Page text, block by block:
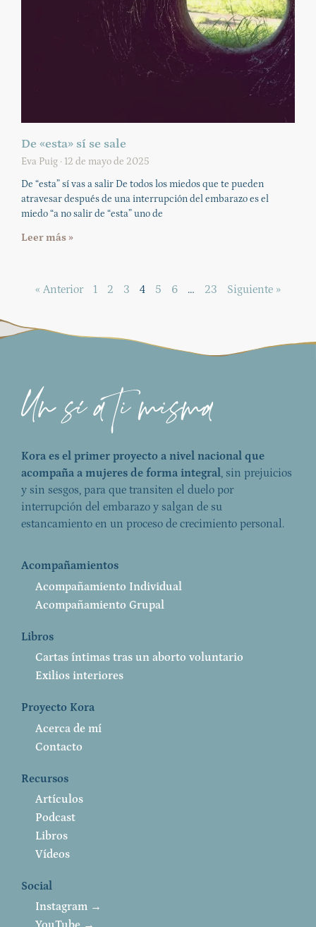
De «esta» sí se sale
Eva Puig
12 de mayo de 2025
De “esta” sí vas a salir De todos los miedos que te pueden
atravesar después de una interrupción del embarazo es el
miedo “a no salir de “esta” uno de
Leer más »
« Anterior 1 2 3 4 5 6 … 23 Siguiente »
Kora es el primer proyecto a nivel nacional que
acompaña a mujeres de forma integral, sin prejuicios
y sin sesgos, para que transiten el duelo por
interrupción del embarazo y salgan de su
estancamiento en un proceso de crecimiento personal.
Acompañamientos
Acompañamiento Individual
Acompañamiento Grupal
Libros
Cartas íntimas tras un aborto voluntario
Exilios interiores
Proyecto Kora
Acerca de mí
Contacto
Recursos
Artículos
Podcast
Libros
Vídeos
Social
Instagram →